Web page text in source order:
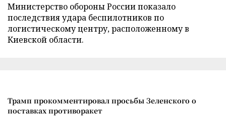
Министерство обороны России показало
последствия удара беспилотников по
логистическому центру, расположенному в
Киевской области.
Трамп прокомментировал просьбы Зеленского о
поставках противоракет